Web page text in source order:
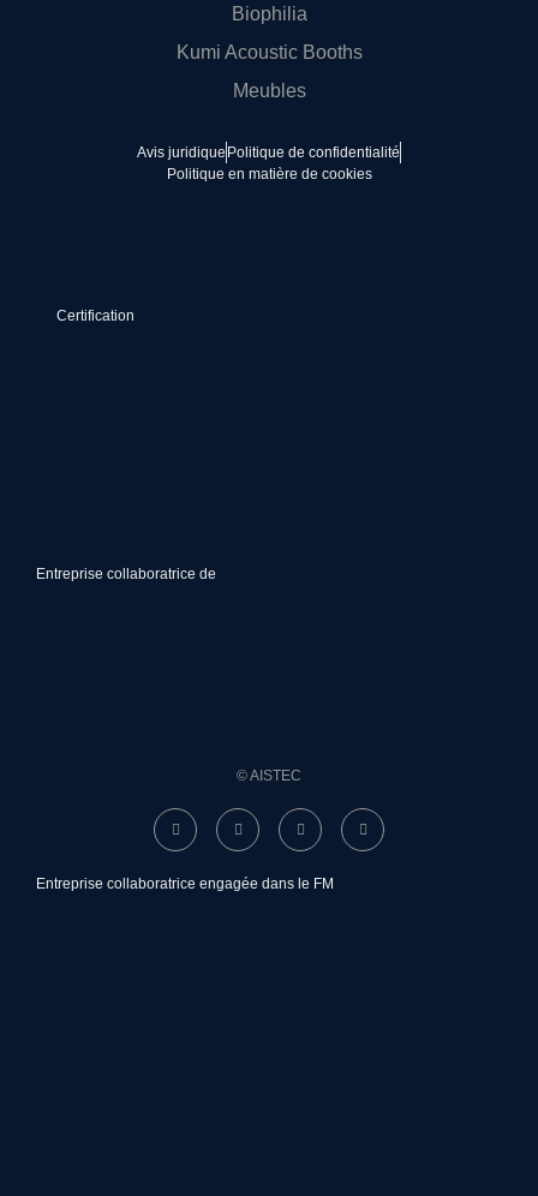
Biophilia
Kumi Acoustic Booths
Meubles
© AISTEC
Entreprise collaboratrice engagée dans le FM
Entreprise collaboratrice de
Avis juridique Politique de confidentialité
Politique en matière de cookies
Certification